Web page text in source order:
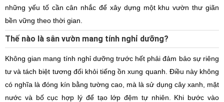
những yếu tố cần cân nhắc để xây dựng một khu vườn thư giãn
bền vững theo thời gian.
Thế nào là sân vườn mang tính nghỉ dưỡng?
Không gian mang tính nghỉ dưỡng trước hết phải đảm bảo sự riêng
tư và tách biệt tương đối khỏi tiếng ồn xung quanh. Điều này không
có nghĩa là đóng kín bằng tường cao, mà là sử dụng cây xanh, mặt
nước và bố cục hợp lý để tạo lớp đệm tự nhiên. Khi bước vào